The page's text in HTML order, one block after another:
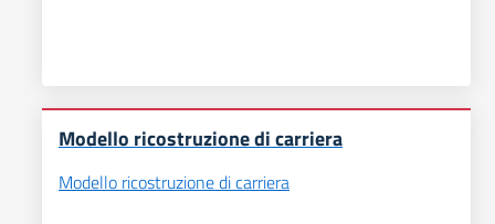
Modello ricostruzione di carriera
Modello ricostruzione di carriera